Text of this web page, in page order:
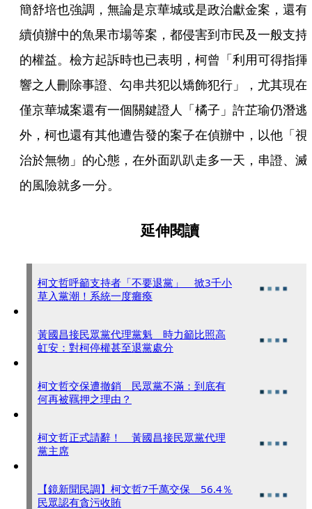
簡舒培也強調，無論是京華城或是政治獻金案，還有
續偵辦中的魚果市場等案，都侵害到市民及一般支持
的權益。檢方起訴時也已表明，柯曾「利用可得指揮
響之人刪除事證、勾串共犯以矯飾犯行」，尤其現在
僅京華城案還有一個關鍵證人「橘子」許芷瑜仍潛逃
外，柯也還有其他遭告發的案子在偵辦中，以他「視
治於無物」的心態，在外面趴趴走多一天，串證、滅
的風險就多一分。
延伸閱讀
柯文哲呼籲支持者「不要退黨」 掀3千小
草入黨潮！系統一度癱瘓
黃國昌接民眾黨代理黨魁 時力籲比照高
虹安：對柯停權甚至退黨處分
柯文哲交保遭撤銷 民眾黨不滿：到底有
何再被羈押之理由？
柯文哲正式請辭！ 黃國昌接民眾黨代理
黨主席
【鏡新聞民調】柯文哲7千萬交保 56.4％
民眾認有貪污收賄